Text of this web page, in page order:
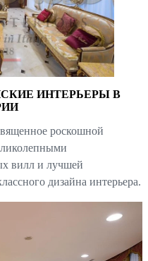
ИНТЕРЬЕРЫ В
роскошной
вилл и лучшей
дизайна интерьера.